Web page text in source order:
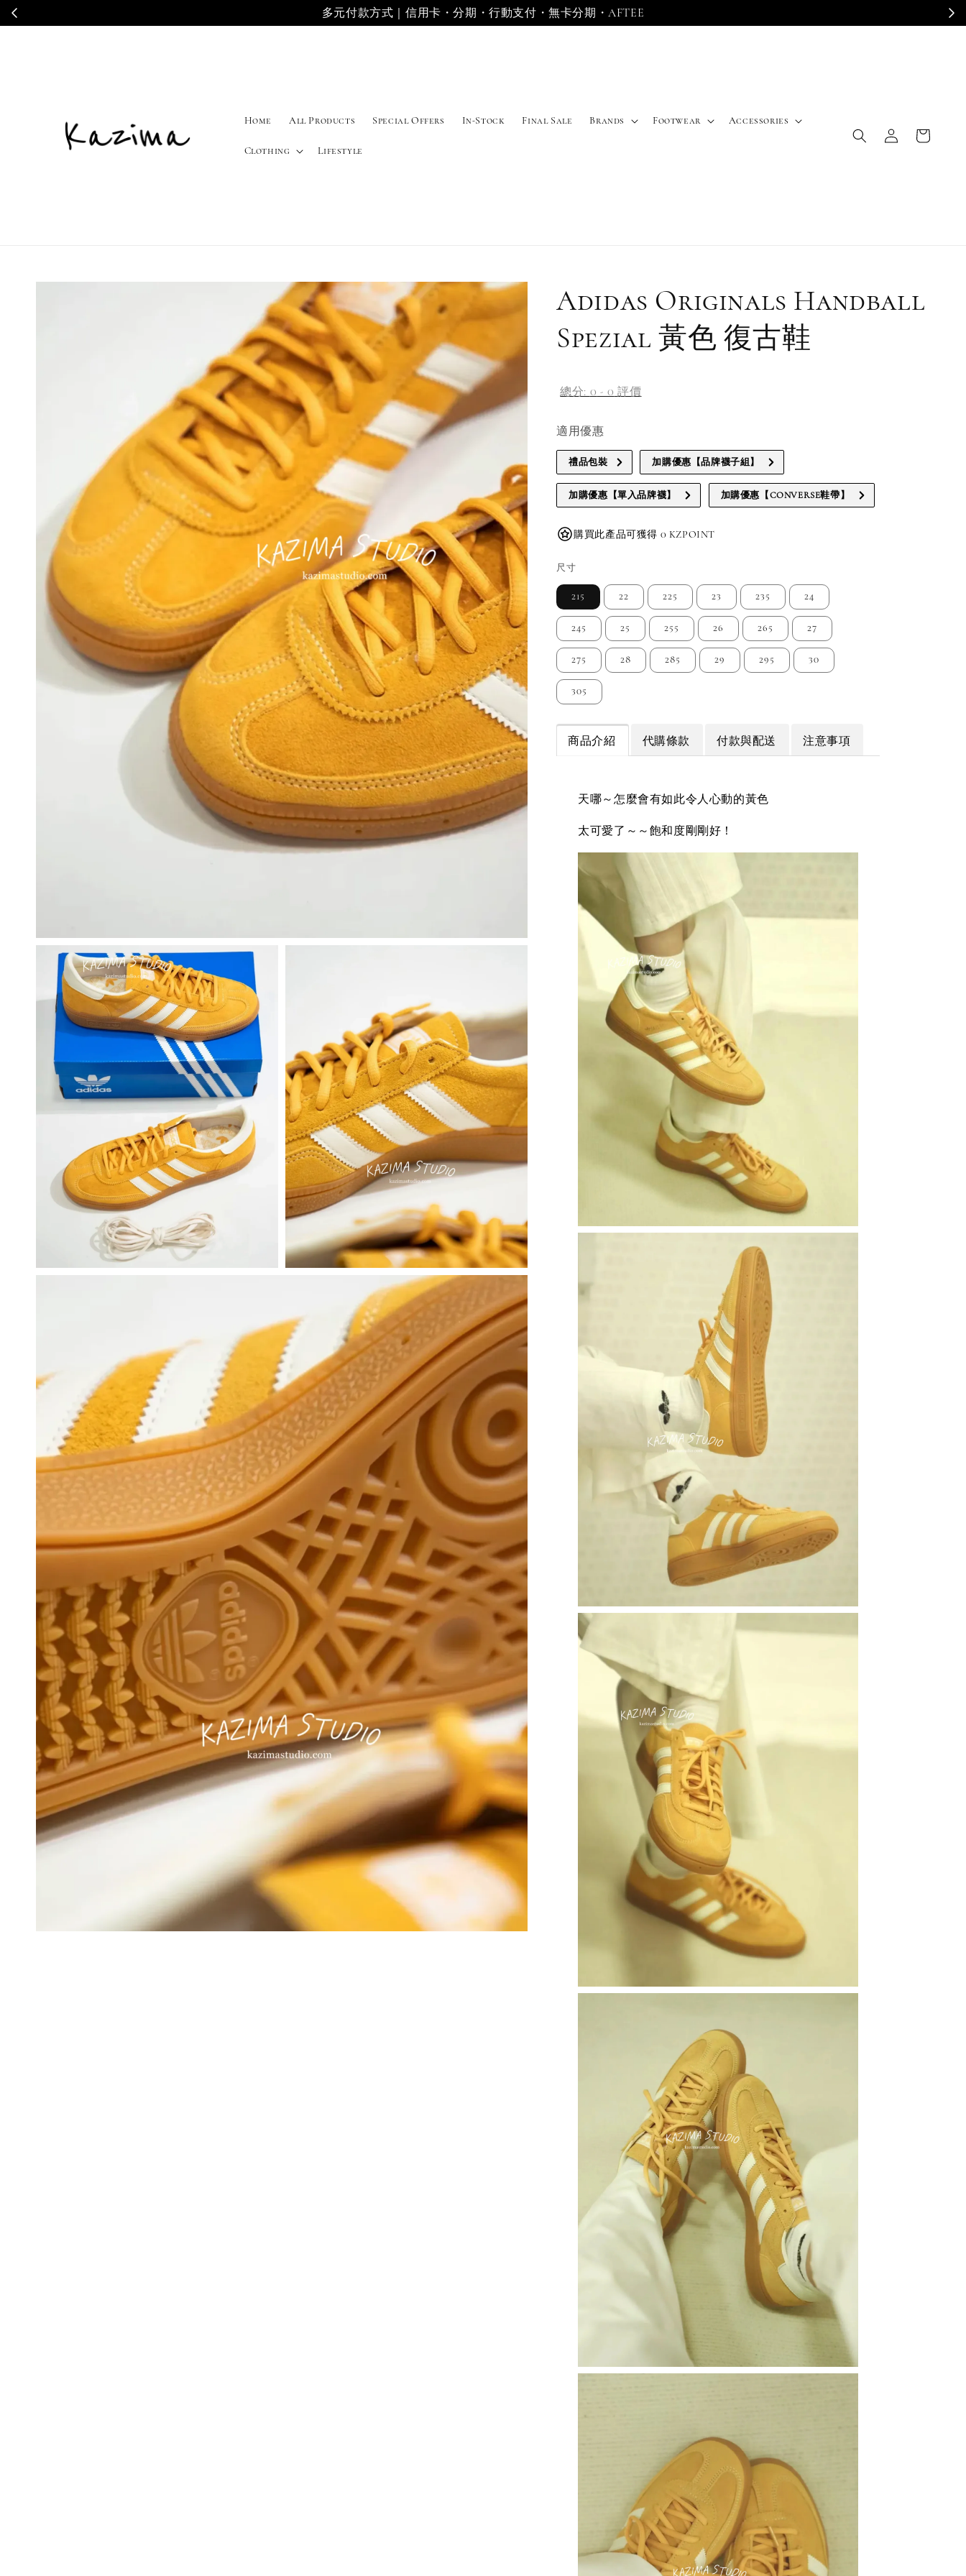
多元付款方式｜信用卡・分期・行動支付・無卡分期・AFTEE
Home All Products Special Offers In-Stock Final Sale Brands Footwear Accessories
Clothing Lifestyle
Adidas Originals Handball
Spezial 黃色 復古鞋
總分: 0 -0 評價
適用優惠
禮品包裝 加購優惠【品牌襪子組】
加購優惠【單入品牌襪】 加購優惠【CONVERSE鞋帶】
購買此產品可獲得 0 KZPOINT
尺寸
215 22 225 23 235 24
245 25 255 26 265 27
275 28 285 29 295 30
305
商品介紹 代購條款 付款與配送 注意事項
天哪～怎麼會有如此令人心動的黃色
太可愛了～～飽和度剛剛好！